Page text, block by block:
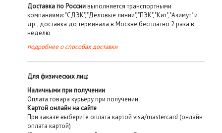
Доставка по Россиивыполняется транспортными
компаниями: "СДЭК", "Деловые линии", "ПЭК", "Кит", "Азимут" и
др., доставка до терминала в Москве бесплатно 2 раза в
неделю
подробнее о способах доставки
Для физических лиц:
Наличными при получении
Оплата товара курьеру при получении
Картой онлайн на сайте
При заказе выберите оплата картой visa/mastercard (онлайн
оплата картой)